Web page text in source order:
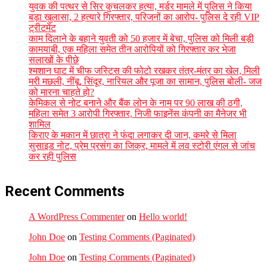
युवक की पत्थर से सिर कुचलकर हत्या, मर्डर मामले में पुलिस ने किया
बड़ा खुलासा, 2 हत्यारे गिरफ्तार, परिजनों का आरोप- पुलिस दे रही VIP
ट्रीटमेंट
काम दिलाने के बहाने युवती को 50 हजार में बेचा, पुलिस को मिली बड़ी
कामयाबी, एक महिला समेत तीन आरोपियों को गिरफ्तार कर भेजा
सलाखों के पीछे
श्मशान घाट में चीफ जस्टिस की फोटो रखकर तंत्र-मंत्र का खेल, मिली
मरी मछली, नींबू, सिंदूर, नारियल और पूजा का सामान, पुलिस बोली- जज
को मारना चाहते हो?
केमिकल से नोट बनाने और बैंक लोन के नाम पर 90 लाख की ठगी,
महिला समेत 3 आरोपी गिरफ्तार, निजी फाइनेंस कंपनी का मैनेजर भी
शामिल
किराए के मकान में छात्रा ने फंदा लगाकर दी जान, कमरे से मिला
सुसाइड नोट, प्रेम प्रसंग का जिक्र, मामले में लव स्टोरी एंगल से जांच
कर रही पुलिस
Recent Comments
A WordPress Commenteron Hello world!
John Doe on Testing Comments (Paginated)
John Doe on Testing Comments (Paginated)